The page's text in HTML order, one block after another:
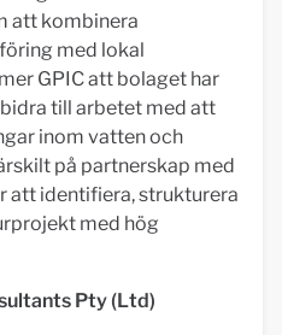
att kombinera
med lokal
GPIC att bolaget har
till arbetet med att
inom vatten och
på partnerskap med
identifiera, strukturera
med hög
Pty (Ltd)